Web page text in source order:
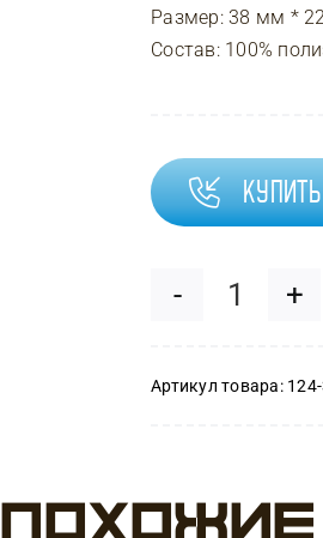
Размер: 38 мм *
Состав: 100%
(3,8
Артикул товара: